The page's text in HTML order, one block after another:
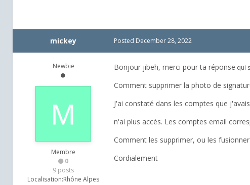
mickey
Newbie
Membre
0
9 posts
Localisation:Rhône Alpes
Posted December 28, 2022
Bonjour jibeh, merci pour ta réponse qui
Comment supprimer la photo de
J'ai constaté dans les comptes que
n'ai plus accès. Les comptes email
Comment les supprimer, ou les
Cordialement